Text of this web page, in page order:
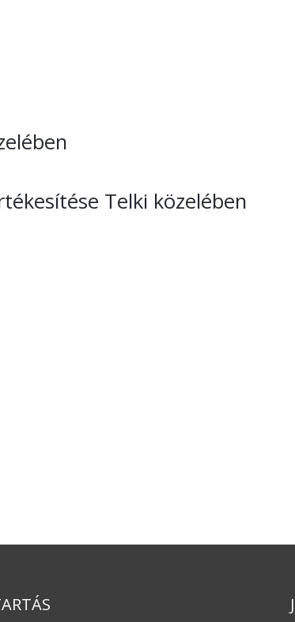
Telki közelében